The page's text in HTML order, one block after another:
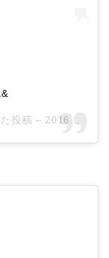
投稿 – 2016年 3月月2日午前6時11分PST